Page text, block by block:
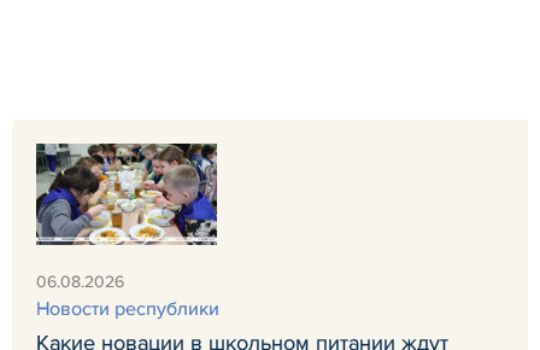
06.08.2026
Новости республики
Какие новации в школьном питании ждут